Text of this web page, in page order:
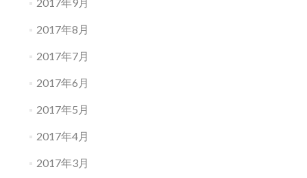
2017年8月
2017年7月
2017年6月
2017年5月
2017年4月
2017年3月